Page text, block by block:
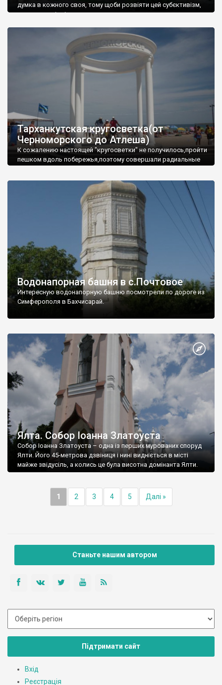
думка в кожного своя, тому щоби розвіяти цей субєктивізм,
запрошую відвідати це
Тарханкутская кругосветка(от
Черноморского до Атлеша)
К сожалению настоящей "кругосветки" не получилось,пройти
пешком вдоль побережья,поэтому совершали радиальные
Водонапорная башня в с.Почтовое
Интересную водонапорную башню посмотрели по дороге из
Симферополя в Бахчисарай.
Ялта. Собор Іоанна Златоуста
Собор Іоанна Златоуста – одна із перших мурованих споруд
Ялти. Його 45-метрова дзвіниця і нині видніється в місті
майже звідусіль, а колись це була висотна домінанта Ялти.
1 2 3 4 5 Далі »
Станьте нашим автором
Підтримати сайт
Вхід
Реєстрація